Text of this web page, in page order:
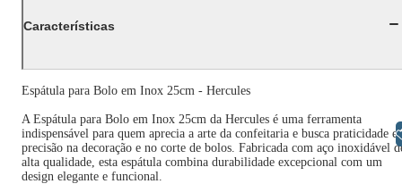
Características
Espátula para Bolo em Inox 25cm - Hercules
A Espátula para Bolo em Inox 25cm da Hercules é uma ferramenta
indispensável para quem aprecia a arte da confeitaria e busca praticidade e
precisão na decoração e no corte de bolos. Fabricada com aço inoxidável
alta qualidade, esta espátula combina durabilidade excepcional com um
design elegante e funcional.
Libras